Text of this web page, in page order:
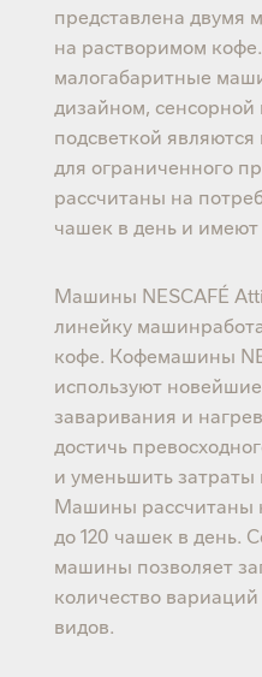
представлена двумя
на растворимом
малогабаритные
дизайном, сенсорной
подсветкой
для ограниченного
рассчитаны на
чашек в день и
Машины NESCAFÉ
линейку
кофе. Кофемашины
используют
заваривания и
достичь
и уменьшить затраты
Машины рассчитаны
до 120 чашек в день.
машины позволяет
количество
видов.